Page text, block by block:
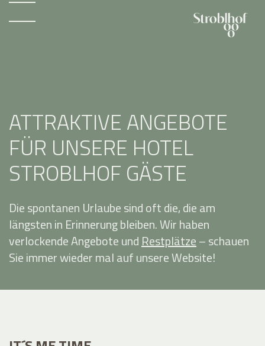
ATTRAKTIVE ANGEBOTE
FÜR UNSERE HOTEL
STROBLHOF GÄSTE
Die spontanen Urlaube sind oft die, die am
längsten in Erinnerung bleiben. Wir haben
verlockende Angebote undRestplätze– schauen
Sie immer wieder mal auf unsere Website!